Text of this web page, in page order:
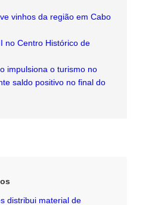
vinhos da região em Cabo
no Centro Histórico de
impulsiona o turismo no
saldo positivo no final do
distribui material de